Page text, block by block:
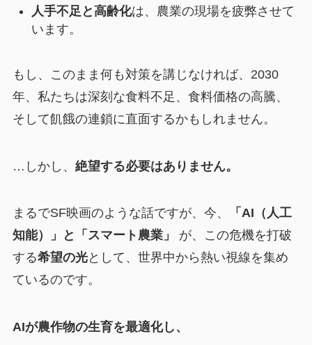
人手不足と高齢化は、農業の現場を疲弊させて
います。
もし、このまま何も対策を講じなければ、2030
年、私たちは深刻な食料不足、食料価格の高騰、
そして飢餓の連鎖に直面するかもしれません。
…しかし、 絶望する必要はありません。
まるでSF映画のような話ですが、今、
「AI（人工
知能）」と「スマート農業」
が、この危機を打破
する希望の光として、世界中から熱い視線を集め
ているのです。
AIが農作物の生育を最適化し、